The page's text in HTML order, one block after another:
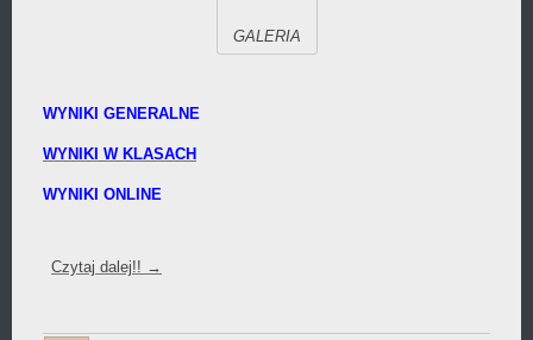
GALERIA
WYNIKI GENERALNE
WYNIKI W KLASACH
WYNIKI ONLINE
Czytaj dalej!! →